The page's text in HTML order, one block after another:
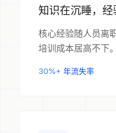
知识在沉睡，经
核心经验随人员离
培训成本居高不下。
30%+ 年流失率